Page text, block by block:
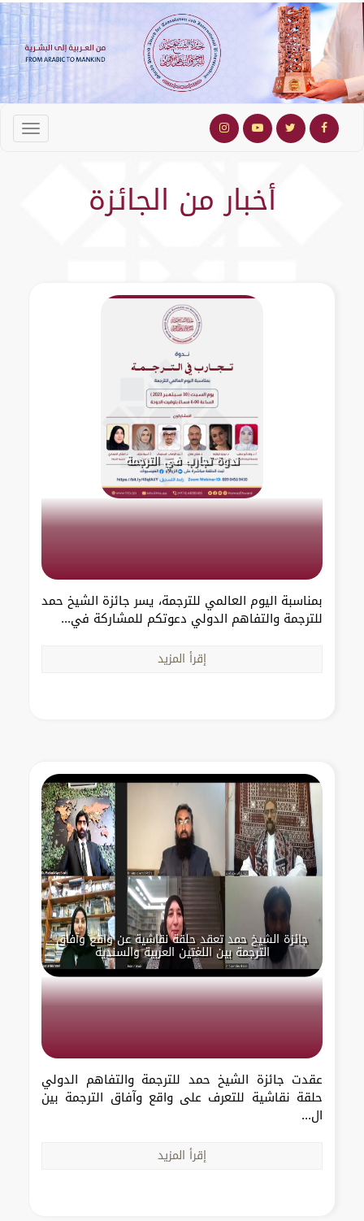
أخبار من الجائزة
ندوة تجارب في الترجمة
بمناسبة اليوم العالمي للترجمة، يسر جائزة الشيخ حمد
للترجمة والتفاهم الدولي دعوتكم للمشاركة في...
إقرأ المزيد
جائزة الشيخ حمد تعقد حلقة نقاشية عن واقع وآفاق
الترجمة بين اللغتين العربية والسندية
عقدت جائزة الشيخ حمد للترجمة والتفاهم الدولي
حلقة نقاشية للتعرف على واقع وآفاق الترجمة بين
ال...
إقرأ المزيد